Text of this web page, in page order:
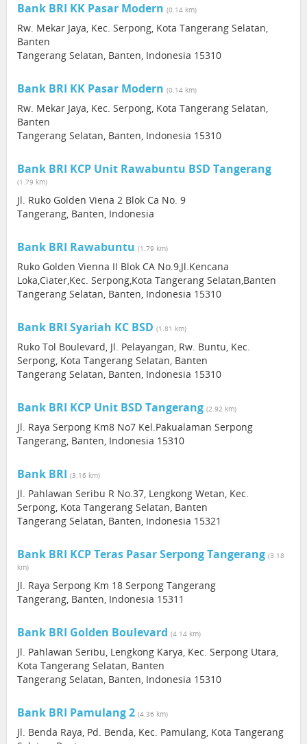
Bank BRI KK Pasar Modern (0.14 km)
Rw. Mekar Jaya, Kec. Serpong, Kota Tangerang Selatan,
Banten
Tangerang Selatan, Banten, Indonesia 15310
Bank BRI KK Pasar Modern (0.14 km)
Rw. Mekar Jaya, Kec. Serpong, Kota Tangerang Selatan,
Banten
Tangerang Selatan, Banten, Indonesia 15310
Bank BRI KCP Unit Rawabuntu BSD Tangerang
(1.79 km)
Jl. Ruko Golden Viena 2 Blok Ca No. 9
Tangerang, Banten, Indonesia
Bank BRI Rawabuntu (1.79 km)
Ruko Golden Vienna II Blok CA No.9,Jl.Kencana
Loka,Ciater,Kec. Serpong,Kota Tangerang Selatan,Banten
Tangerang Selatan, Banten, Indonesia 15310
Bank BRI Syariah KC BSD (1.81 km)
Ruko Tol Boulevard, Jl. Pelayangan, Rw. Buntu, Kec.
Serpong, Kota Tangerang Selatan, Banten
Tangerang Selatan, Banten, Indonesia 15310
Bank BRI KCP Unit BSD Tangerang (2.92 km)
Jl. Raya Serpong Km8 No7 Kel.Pakualaman Serpong
Tangerang, Banten, Indonesia 15310
Bank BRI (3.16 km)
Jl. Pahlawan Seribu R No.37, Lengkong Wetan, Kec.
Serpong, Kota Tangerang Selatan, Banten
Tangerang Selatan, Banten, Indonesia 15321
Bank BRI KCP Teras Pasar Serpong Tangerang (3.18
km)
Jl. Raya Serpong Km 18 Serpong Tangerang
Tangerang, Banten, Indonesia 15311
Bank BRI Golden Boulevard (4.14 km)
Jl. Pahlawan Seribu, Lengkong Karya, Kec. Serpong Utara,
Kota Tangerang Selatan, Banten
Tangerang Selatan, Banten, Indonesia 15310
Bank BRI Pamulang 2 (4.36 km)
Jl. Benda Raya, Pd. Benda, Kec. Pamulang, Kota Tangerang